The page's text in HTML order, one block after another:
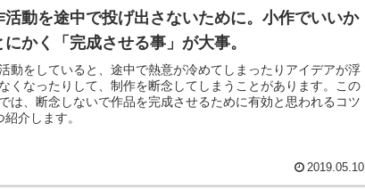
活動を途中で投げ出さないために。小作でいいか
にかく「完成させる事」が大事。
動をしていると、途中で熱意が冷めてしまったりアイデアが浮
くなったりして、制作を断念してしまうことがあります。この
は、断念しないで作品を完成させるために有効と思われるコツ
紹介します。
2019.05.10